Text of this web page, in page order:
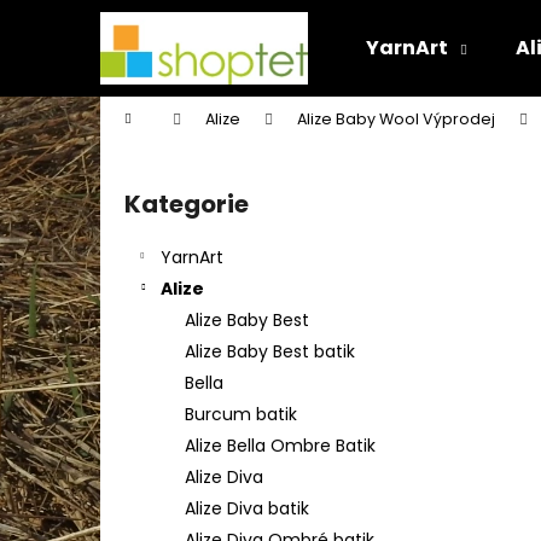
YarnArt
Domů Alize Alize Baby Wool Výprodej
P
o
s
t
r
a
n
n
í
p
a
n
Přeskočit
kategorie
Kategorie
YarnArt
Alize
Alize Baby Best
Alize Baby Best batik
Bella
Burcum batik
Alize Bella Ombre Batik
Alize Diva
Alize Diva batik
í
k
Zpět
do
obchodu
Zpět
do
obchodu